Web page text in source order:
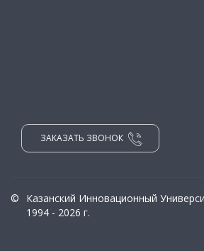
ЗАКАЗАТЬ ЗВОНОК
©
Казанский Инновационный
1994 - 2026 г.